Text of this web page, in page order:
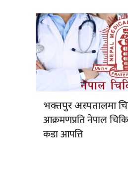
भक्तपुर अस्पतालमा
आक्रमणप्रति नेपाल
कडा आपत्ति